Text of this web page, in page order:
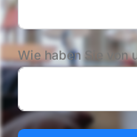
Wie haben Sie von